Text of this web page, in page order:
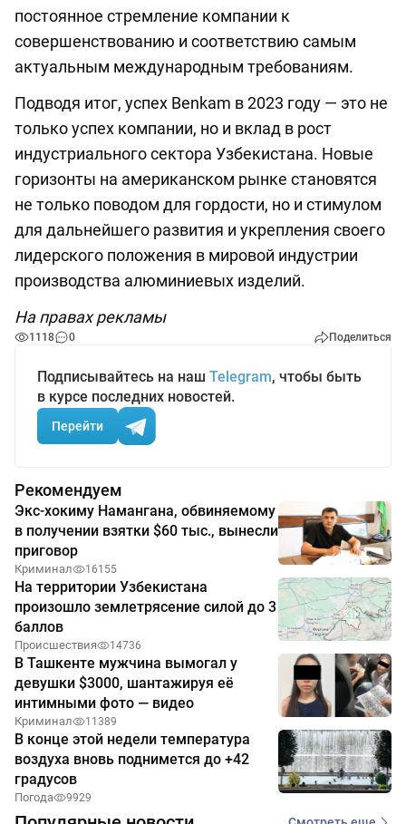
постоянное стремление компании к
совершенствованию и соответствию самым
актуальным международным требованиям.
Подводя итог, успех Benkam в 2023 году — это не
только успех компании, но и вклад в рост
индустриального сектора Узбекистана. Новые
горизонты на американском рынке становятся
не только поводом для гордости, но и стимулом
для дальнейшего развития и укрепления своего
лидерского положения в мировой индустрии
производства алюминиевых изделий.
На правах рекламы
1118 0 Поделиться
Подписывайтесь на наш Telegram, чтобы быть
в курсе последних новостей.
Перейти
Рекомендуем
Экс-хокиму Намангана, обвиняемому
в получении взятки $60 тыс., вынесли
приговор
Криминал 16155
На территории Узбекистана
произошло землетрясение силой до 3
баллов
Происшествия 14736
В Ташкенте мужчина вымогал у
девушки $3000, шантажируя её
интимными фото — видео
Криминал 11389
В конце этой недели температура
воздуха вновь поднимется до +42
градусов
Погода 9929